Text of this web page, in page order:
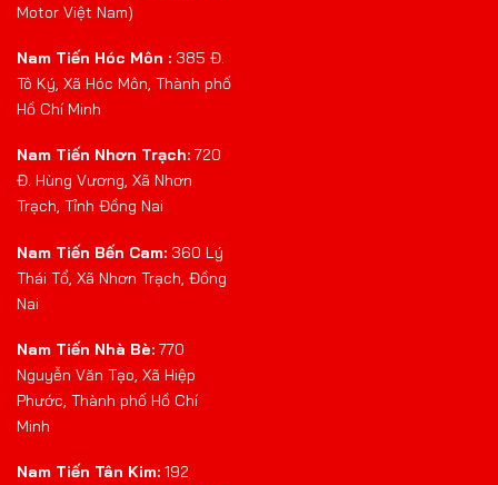
Motor Việt Nam)
Nam Tiến Hóc Môn : 385 Đ.
Tô Ký, Xã Hóc Môn, Thành phố
Hồ Chí Minh
Nam Tiến Nhơn Trạch: 720
Đ. Hùng Vương, Xã Nhơn
Trạch, Tỉnh Đồng Nai
Nam Tiến Bến Cam: 360 Lý
Thái Tổ, Xã Nhơn Trạch, Đồng
Nai
Nam Tiến Nhà Bè: 770
Nguyễn Văn Tạo, Xã Hiệp
Phước, Thành phố Hồ Chí
Minh
Nam Tiến Tân Kim: 192